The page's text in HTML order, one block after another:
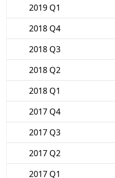
2019 Q1
2018 Q4
2018 Q3
2018 Q2
2018 Q1
2017 Q4
2017 Q3
2017 Q2
2017 Q1